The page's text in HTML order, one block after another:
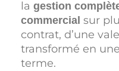
la gestion
commercial sur
contrat, d’une
transformé en
terme.